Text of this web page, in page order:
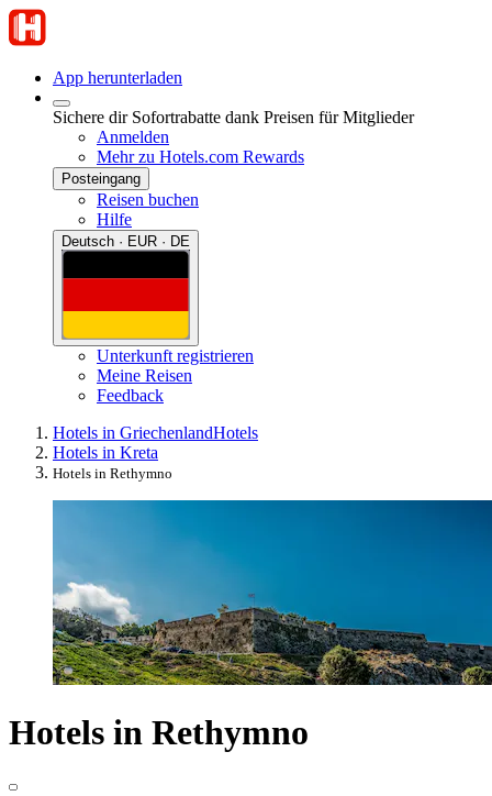
App herunterladen
Sichere dir Sofortrabatte dank Preisen für Mitglieder
Anmelden
Mehr zu Hotels.com Rewards
Posteingang
Reisen buchen
Hilfe
Deutsch · EUR · DE
Unterkunft registrieren
Meine Reisen
Feedback
Hotels in GriechenlandHotels
Hotels in Kreta
Hotels in Rethymno
Hotels in Rethymno